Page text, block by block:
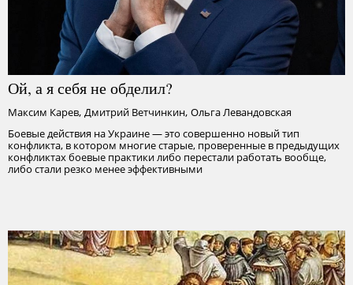
Ой, а я себя не обделил?
Максим Карев, Дмитрий Ветчинкин, Ольга Левандовская
Боевые действия на Украине — это совершенно новый тип
конфликта, в котором многие старые, проверенные в предыдущих
конфликтах боевые практики либо перестали работать вообще,
либо стали резко менее эффективными